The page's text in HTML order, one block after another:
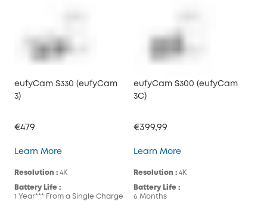
eufyCam S330 (eufyCam
3)
€479
Learn MoreeufyCam S330 (eufyCam 3)
Resolution : 4K
Battery Life :
1 Year*** From a Single Charge
eufyCam S300 (eufyCam
3C)
€399,99
Learn MoreeufyCam S300
Resolution : 4K
Battery Life :
6 Months